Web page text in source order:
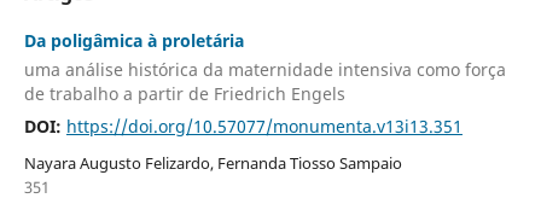
Da poligâmica à proletária
uma análise histórica da maternidade intensiva como força
de trabalho a partir de Friedrich Engels
DOI: https://doi.org/10.57077/monumenta.v13i13.351
Nayara Augusto Felizardo, Fernanda Tiosso Sampaio
351